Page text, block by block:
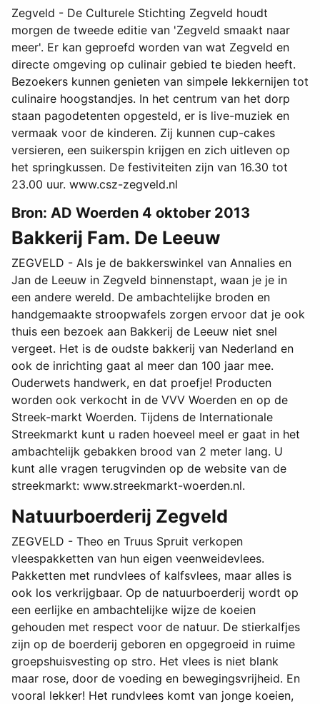
Zegveld - De Culturele Stichting Zegveld houdt
morgen de tweede editie van 'Zegveld smaakt naar
meer'. Er kan geproefd worden van wat Zegveld en
directe omgeving op culinair gebied te bieden heeft.
Bezoekers kunnen genieten van simpele lekkernijen tot
culinaire hoogstandjes. In het centrum van het dorp
staan pagodetenten opgesteld, er is live-muziek en
vermaak voor de kinderen. Zij kunnen cup-cakes
versieren, een suikerspin krijgen en zich uitleven op
het springkussen. De festiviteiten zijn van 16.30 tot
23.00 uur. www.csz-zegveld.nl
Bron: AD Woerden 4 oktober 2013
Bakkerij Fam. De Leeuw
ZEGVELD - Als je de bakkerswinkel van Annalies en
Jan de Leeuw in Zegveld binnenstapt, waan je je in
een andere wereld. De ambachtelijke broden en
handgemaakte stroopwafels zorgen ervoor dat je ook
thuis een bezoek aan Bakkerij de Leeuw niet snel
vergeet. Het is de oudste bakkerij van Nederland en
ook de inrichting gaat al meer dan 100 jaar mee.
Ouderwets handwerk, en dat proefje! Producten
worden ook verkocht in de VVV Woerden en op de
Streek-markt Woerden. Tijdens de Internationale
Streekmarkt kunt u raden hoeveel meel er gaat in het
ambachtelijk gebakken brood van 2 meter lang. U
kunt alle vragen terugvinden op de website van de
streekmarkt: www.streekmarkt-woerden.nl.
Natuurboerderij Zegveld
ZEGVELD - Theo en Truus Spruit verkopen
vleespakketten van hun eigen veenweidevlees.
Pakketten met rundvlees of kalfsvlees, maar alles is
ook los verkrijgbaar. Op de natuurboerderij wordt op
een eerlijke en ambachtelijke wijze de koeien
gehouden met respect voor de natuur. De stierkalfjes
zijn op de boerderij geboren en opgegroeid in ruime
groepshuisvesting op stro. Het vlees is niet blank
maar rose, door de voeding en bewegingsvrijheid. En
vooral lekker! Het rundvlees komt van jonge koeien,